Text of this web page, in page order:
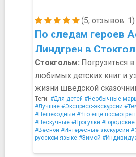
(5, отзывов: 1)
По следам героев
Линдгрен в
Стокгольм: Погрузиться
любимых детских книг и
жизни шведской
Теги: #Для детей #Необычные
#Лучшие #Экспресс-экскурсии
#Пешеходные #Что ещё
#Нескучные #Прогулки #Городские
#Весной #Интересные экскурсии
русском языке #Зимой